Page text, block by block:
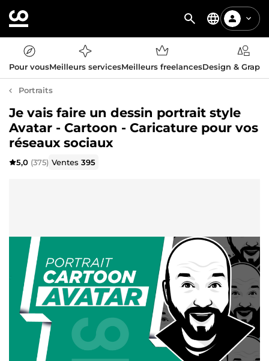
Pour vousMeilleurs servicesMeilleurs freelancesDesign &
Portraits
Je vais faire un dessin portrait style
Avatar - Cartoon - Caricature pour vos
réseaux sociaux
5,0 (375) Ventes395